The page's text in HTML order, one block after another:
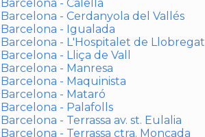
Barcelona - Calella
Barcelona - Cerdanyola del Vallés
Barcelona - Igualada
Barcelona - L'Hospitalet de Llobregat
Barcelona - Lliça de Vall
Barcelona - Manresa
Barcelona - Maquinista
Barcelona - Mataró
Barcelona - Palafolls
Barcelona - Terrassa av. st. Eulalia
Barcelona - Terrassa ctra. Moncada